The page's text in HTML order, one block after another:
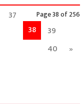
Page 38 of 256
37
38
39
40
»